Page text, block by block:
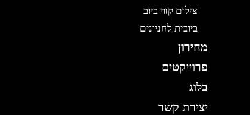
צילום קווי ביוב
ביובית לחניונים
מחירון
פרוייקטים
בלוג
יצירת קשר